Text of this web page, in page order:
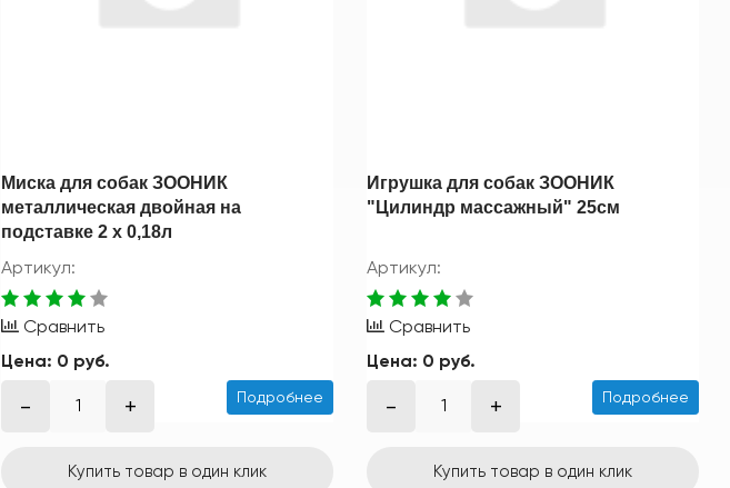
Миска для собак ЗООНИК
металлическая двойная на
подставке 2 х 0,18л
Артикул:
Сравнить
Цена: 0 руб.
Подробнее
Купить товар в один клик
Игрушка для собак ЗООНИК
"Цилиндр массажный" 25см
Артикул:
Сравнить
Цена: 0 руб.
Подробнее
Купить товар в один клик